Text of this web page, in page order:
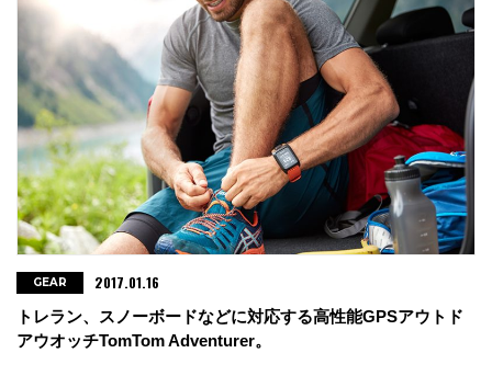
トレラン、スノーボードなどに対応する高性能GPSアウトド
アウオッチTomTom Adventurer。
GEAR 2017.01.16